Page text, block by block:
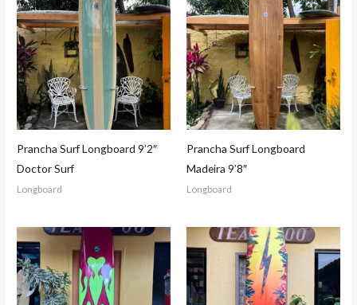
Prancha Surf Longboard 9’2″
Doctor Surf
Longboard
Prancha Surf Longboard
Madeira 9’8″
Longboard